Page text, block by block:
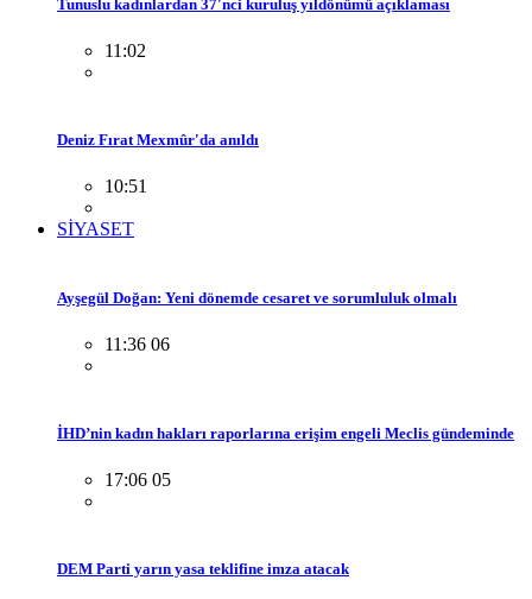
Tunuslu kadınlardan 37'nci kuruluş yıldönümü açıklaması
11:02
Deniz Fırat Mexmûr'da anıldı
10:51
SİYASET
Ayşegül Doğan: Yeni dönemde cesaret ve sorumluluk olmalı
11:36 06
İHD’nin kadın hakları raporlarına erişim engeli Meclis gündeminde
17:06 05
DEM Parti yarın yasa teklifine imza atacak